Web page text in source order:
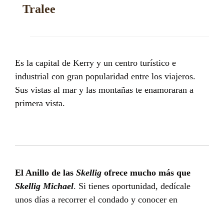
Tralee
Es la capital de Kerry y un centro turístico e
industrial con gran popularidad entre los viajeros.
Sus vistas al mar y las montañas te enamoraran a
primera vista.
El Anillo de las Skellig ofrece mucho más que
Skellig Michael. Si tienes oportunidad, dedícale
unos días a recorrer el condado y conocer en